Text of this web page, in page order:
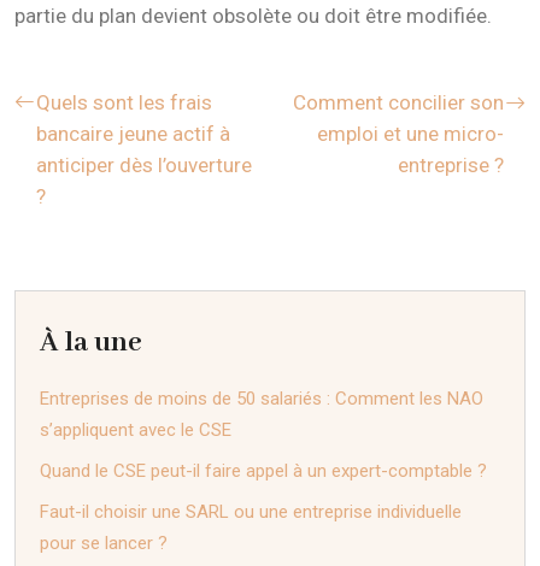
partie du plan devient obsolète ou doit être modifiée.
Quels sont les frais
bancaire jeune actif à
anticiper dès l’ouverture
?
Comment concilier son
emploi et une micro-
entreprise ?
À la une
Entreprises de moins de 50 salariés : Comment les NAO
s’appliquent avec le CSE
Quand le CSE peut-il faire appel à un expert-comptable ?
Faut-il choisir une SARL ou une entreprise individuelle
pour se lancer ?